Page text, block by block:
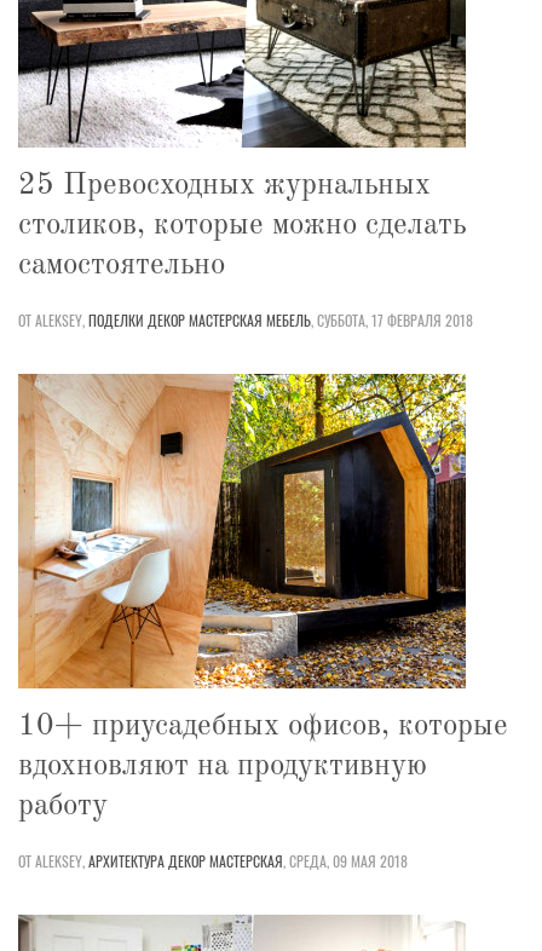
25 Превосходных журнальных
столиков, которые можно сделать
самостоятельно
ОТ ALEKSEY,ПОДЕЛКИ ДЕКОРМАСТЕРСКАЯ МЕБЕЛЬ,СУББОТА, 17 ФЕВРАЛЯ 2018
10+ приусадебных офисов, которые
вдохновляют на продуктивную
работу
ОТ ALEKSEY,АРХИТЕКТУРА ДЕКОРМАСТЕРСКАЯ,СРЕДА, 09 МАЯ 2018